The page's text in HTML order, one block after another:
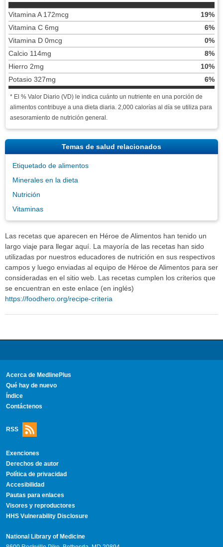
Vitamina A 172mcg
19%
Vitamina C 6mg
6%
Vitamina D 0mcg
0%
Calcio 114mg
8%
Hierro 2mg
10%
Potasio 327mg
6%
* El % Valor Diario (VD) le indica cuánto un nutriente en una porción de
alimentos contribuye a una dieta diaria. 2,000 calorías al día se utiliza para
asesoramiento de nutrición general.
Temas de salud relacionados
Etiquetado de alimentos
Minerales en la dieta
Nutrición
Vitaminas
Las recetas que aparecen en Héroe de Alimentos han tenido un
largo viaje para llegar aquí. La mayoría de las recetas han sido
utilizadas por nuestros educadores de nutrición en sus respectivos
campos y luego enviadas al equipo de Héroe de Alimentos para ser
consideradas en el sitio web. Las recetas cumplen los criterios que
se encuentran en este enlace (en inglés)
https://foodhero.org/recipe-criteria
Acerca de MedlinePlus
Qué hay de nuevo
Índice
Contáctenos
RSS
Exenciones
Derechos de autor
Política de privacidad
Accesibilidad
Pautas para enlaces
Visores y reproductores
HHS Vulnerability Disclosure
National Library of Medicine